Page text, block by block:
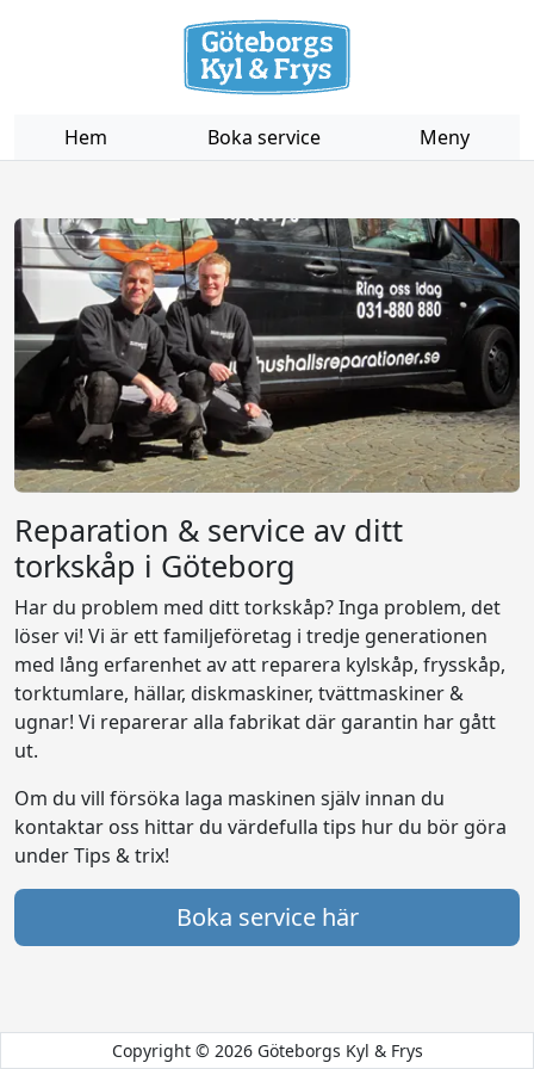
Hem Boka service Meny
Reparation & service av ditt
torkskåp i Göteborg
Har du problem med ditt torkskåp? Inga problem, det
löser vi! Vi är ett familjeföretag i tredje generationen
med lång erfarenhet av att reparera kylskåp, frysskåp,
torktumlare, hällar, diskmaskiner, tvättmaskiner &
ugnar! Vi reparerar alla fabrikat där garantin har gått
ut.
Om du vill försöka laga maskinen själv innan du
kontaktar oss hittar du värdefulla tips hur du bör göra
under Tips & trix!
Boka service här
Copyright © 2026 Göteborgs Kyl & Frys